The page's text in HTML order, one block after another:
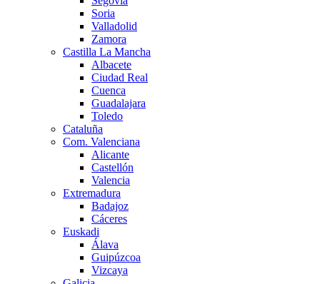
Soria
Valladolid
Zamora
Castilla La Mancha
Albacete
Ciudad Real
Cuenca
Guadalajara
Toledo
Cataluña
Com. Valenciana
Alicante
Castellón
Valencia
Extremadura
Badajoz
Cáceres
Euskadi
Álava
Guipúzcoa
Vizcaya